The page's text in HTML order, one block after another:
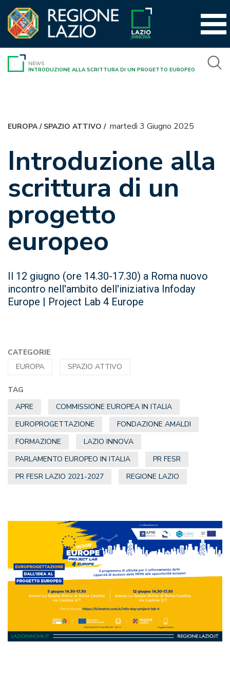
contenuto
NEWS
INTRODUZIONE ALLA SCRITTURA DI UN PROGETTO EUROPEO
EUROPA/ SPAZIO ATTIVO / martedì 3 Giugno 2025
Introduzione alla
scrittura di un
progetto
europeo
Il 12 giugno (ore 14.30-17.30) a Roma nuovo
incontro nell'ambito dell'iniziativa Infoday
Europe | Project Lab 4 Europe
CATEGORIE
EUROPA
SPAZIO ATTIVO
TAG
APRE
COMMISSIONE EUROPEA IN ITALIA
EUROPROGETTAZIONE
FONDAZIONE AMALDI
FORMAZIONE
LAZIO INNOVA
PARLAMENTO EUROPEO IN ITALIA
PR FESR
PR FESR LAZIO 2021-2027
REGIONE LAZIO